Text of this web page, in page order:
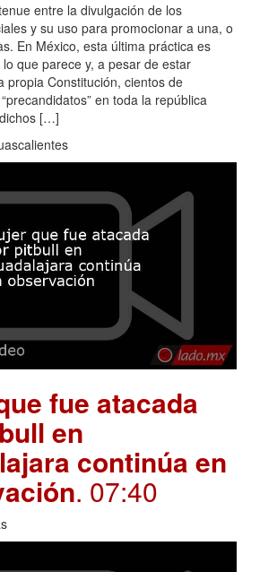
entre la divulgación de los
y su uso para promocionar a una, o
En México, esta última práctica es
que parece y, a pesar de estar
propia Constitución, cientos de
en toda la república
[…]
fue atacada
en
continúa en
. 07:40